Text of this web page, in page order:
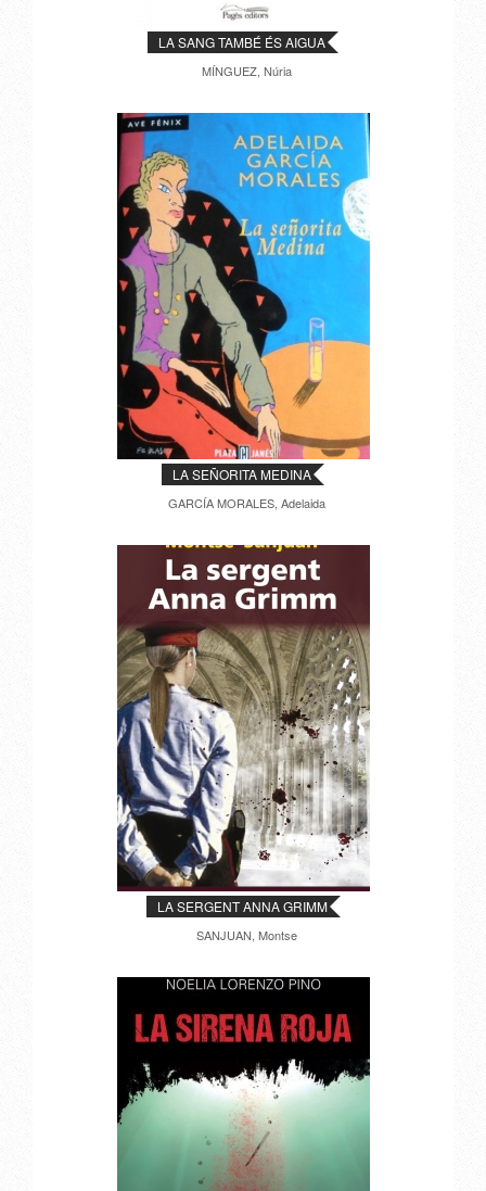
LA SANG TAMBÉ ÉS AIGUA
MÍNGUEZ, Núria
LA SEÑORITA MEDINA
GARCÍA MORALES, Adelaida
LA SERGENT ANNA GRIMM
SANJUAN, Montse